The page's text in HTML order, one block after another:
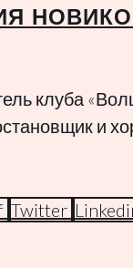
клуба
и
Twitter